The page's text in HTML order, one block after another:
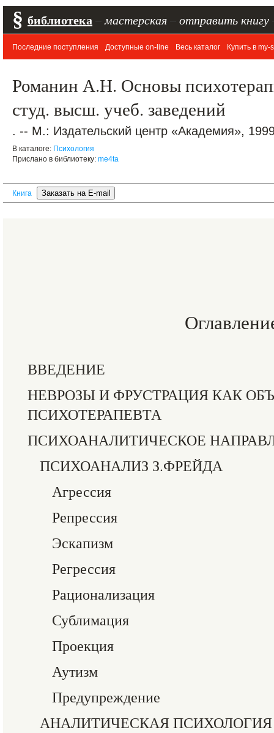
§ библиотека мастерская отправить книгу
Последние поступления Доступные on-line Весь каталог Купить в my-
Романин А.Н. Основы
студ. высш. учеб. заведений
. -- М.: Издательский центр «Академия»,
В каталоге: Психология
Прислано в библиотеку: me4ta
Книга
ВВЕДЕНИЕ
НЕВРОЗЫ И ФРУСТРАЦИЯ КАК
ПСИХОТЕРАПЕВТА
ПСИХОАНАЛИТИЧЕСКОЕ
ПСИХОАНАЛИЗ З.ФРЕЙДА
Агрессия
Репрессия
Эскапизм
Регрессия
Рационализация
Сублимация
Проекция
Аутизм
Предупреждение
АНАЛИТИЧЕСКАЯ